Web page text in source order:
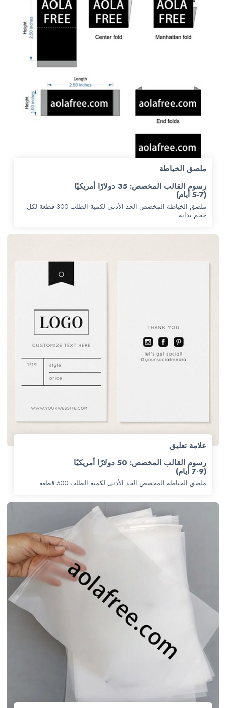
ملصق الخياطة
رسوم القالب المخصص: 35 دولارًا أمريكيًا
(5-7 أيام)
ملصق الخياطة المخصص الحد الأدنى لكمية الطلب 300 قطعة لكل
حجم بداية
علامة تعليق
رسوم القالب المخصص: 50 دولارًا أمريكيًا
(7-9 أيام)
ملصق الخياطة المخصص الحد الأدنى لكمية الطلب 500 قطعة